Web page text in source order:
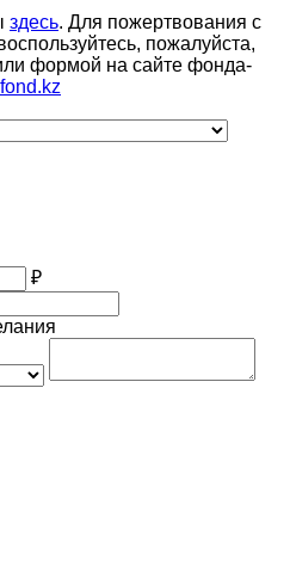
здесь. Для пожертвования с
пожалуйста,
формой на сайте фонда-
₽